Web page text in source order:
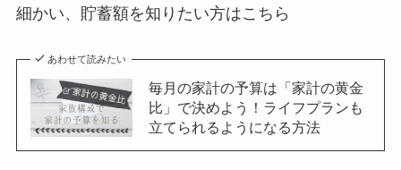
細かい、貯蓄額を知りたい方はこちら
あわせて読みたい
毎月の家計の予算は「家計の黄金
比」で決めよう！ライフプランも
立てられるようになる方法